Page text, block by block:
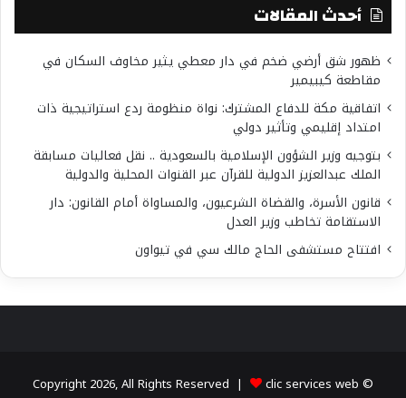
أحدث المقالات
ظهور شق أرضي ضخم في دار معطي يثير مخاوف السكان في
مقاطعة كيبيمير
اتفاقية مكة للدفاع المشترك: نواة منظومة ردع استراتيجية ذات
امتداد إقليمي وتأثير دولي
بتوجيه وزير الشؤون الإسلامية بالسعودية .. نقل فعاليات مسابقة
الملك عبدالعزيز الدولية للقرآن عبر القنوات المحلية والدولية
قانون الأسرة، والقضاة الشرعيون، والمساواة أمام القانون: دار
الاستقامة تخاطب وزير العدل
افتتاح مستشفى الحاج مالك سي في تيواون
© Copyright 2026, All Rights Reserved |
clic services web